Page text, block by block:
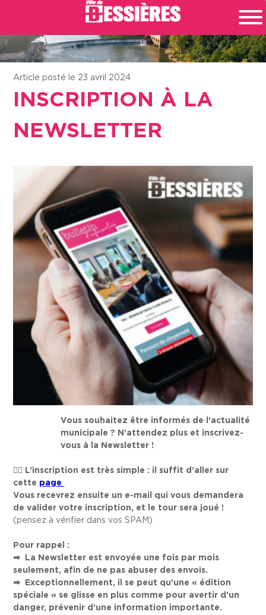
Article posté le 23 avril 2024
INSCRIPTION À LA
NEWSLETTER
Vous souhaitez être informés de l’actualité
municipale ? N’attendez plus et inscrivez-
vous à la Newsletter !
L’inscription est très simple : il suffit d’aller sur
cette page
Vous recevrez ensuite un e-mail qui vous demandera
de valider votre inscription, et le tour sera joué !
(pensez à vérifier dans vos SPAM)
Pour rappel :
La Newsletter est envoyée une fois par mois
seulement, afin de ne pas abuser des envois.
Exceptionnellement, il se peut qu’une « édition
spéciale » se glisse en plus comme pour avertir d’un
danger, prévenir d’une information importante.